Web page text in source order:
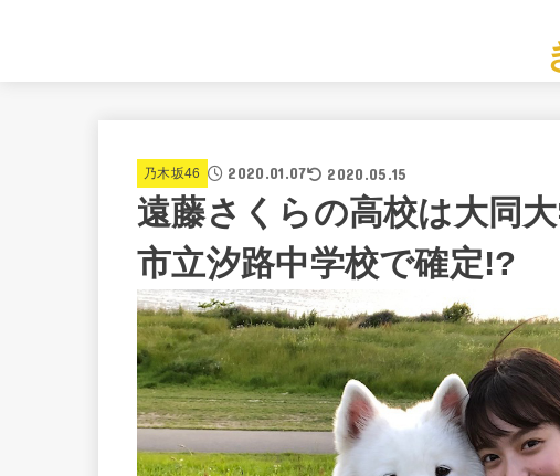
乃木坂46 2020.01.07 2020.05.15
遠藤さくらの高校は大同
市立汐路中学校で確定!?